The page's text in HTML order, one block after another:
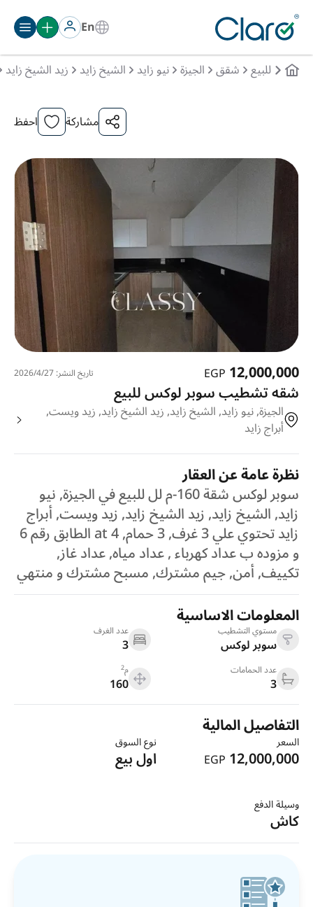
En
للبيع شقق الجيزة نيو زايد الشيخ زايد زيد الشيخ زايد
مشاركة احفظ
12,000,000
EGP تاريخ النشر: 27‏‏/4‏‏/2026
شقه تشطيب سوبر لوكس للبيع
الجيزة, نيو زايد, الشيخ زايد, زيد الشيخ زايد, زيد ويست,
أبراج زايد
نظرة عامة عن العقار
سوبر لوكس شقة 160-م لل للبيع في الجيزة, نيو
زايد, الشيخ زايد, زيد الشيخ زايد, زيد ويست, أبراج
زايد تحتوي علي 3 غرف, 3 حمام, 4 at الطابق رقم 6
و مزوده ب عداد كهرباء , عداد مياه, عداد غاز,
تكييف, أمن, جيم مشترك, مسبح مشترك و منتهي
المعلومات الاساسية
مستوي التشطيب
سوبر لوكس
عدد الغرف
3
عدد الحمامات
3
م2
160
التفاصيل المالية
السعر
12,000,000
EGP
نوع السوق
اول بيع
وسيلة الدفع
كاش